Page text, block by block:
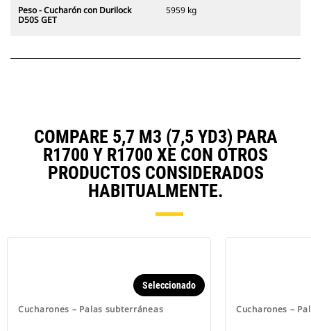
Peso - Cucharón con Durilock
D50S GET
5959 kg
COMPARE 5,7 M3 (7,5 YD3) PARA
R1700 Y R1700 XE CON OTROS
PRODUCTOS CONSIDERADOS
HABITUALMENTE.
Cucharones – Palas subterráneas
Seleccionado
Cucharones –